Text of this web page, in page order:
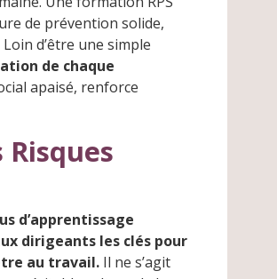
de prévention solide,
d’être une simple
de chaque
apaisé, renforce
d’apprentissage
dirigeants les clés pour
au travail. Il ne s’agit